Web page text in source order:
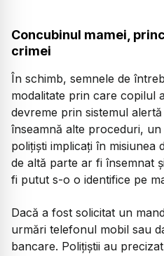
Concubinul mamei,
crimei
În schimb, semnele de
modalitate prin care copilul
devreme prin sistemul
înseamnă alte proceduri,
polițiști implicați în misiunea
de altă parte ar fi însemnat
fi putut s-o o identifice pe
Dacă a fost solicitat un
urmări telefonul mobil sau
bancare. Polițiștii au